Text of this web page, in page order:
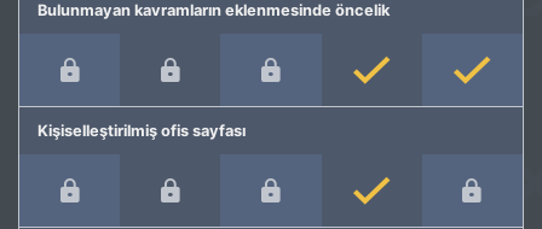
Bulunmayan kavramların eklenmesinde öncelik
Kişiselleştirilmiş ofis sayfası